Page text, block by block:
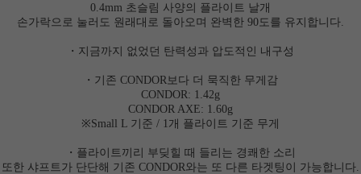
0.4mm 초슬림 사양의 플라이트 날개
손가락으로 눌러도 원래대로 돌아오며 완벽한 90도를 유지합니다.
・지금까지 없었던 탄력성과 압도적인 내구성
・기존 CONDOR보다 더 묵직한 무게감
CONDOR: 1.42g
CONDOR AXE: 1.60g
※Small L 기준 / 1개 플라이트 기준 무게
・플라이트끼리 부딪힐 때 들리는 경쾌한 소리
또한 샤프트가 단단해 기존 CONDOR와는 또 다른 타겟팅이 가능합니다.